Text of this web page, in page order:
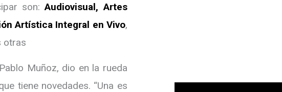
son:Audiovisual, Artes
Artística Integral en Vivo,
otras
Muñoz, dio en la rueda
tiene novedades. “Una es